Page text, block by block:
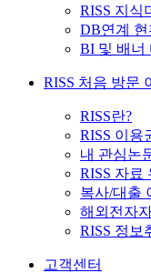
RISS 지식
DB연계 현
BI 및 배너
RISS 처음 방문
RISS란?
RISS 이용
내 관심논
RISS 자료
복사/대출
해외전자
RISS 정보
고객센터